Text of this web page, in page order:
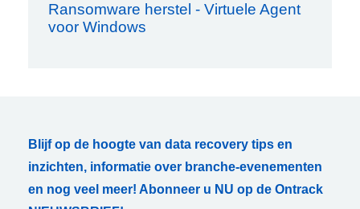
Ransomware herstel - Virtuele Agent
voor Windows
Blijf op de hoogte van data recovery tips en
inzichten, informatie over branche-evenementen
en nog veel meer! Abonneer u NU op de Ontrack